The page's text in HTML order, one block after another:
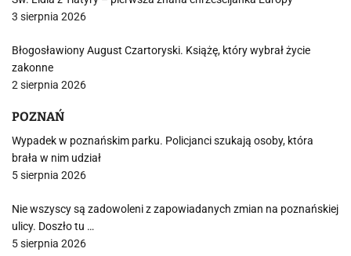
3 sierpnia 2026
Błogosławiony August Czartoryski. Książę, który wybrał życie
zakonne
2 sierpnia 2026
POZNAŃ
Wypadek w poznańskim parku. Policjanci szukają osoby, która
brała w nim udział
5 sierpnia 2026
Nie wszyscy są zadowoleni z zapowiadanych zmian na poznańskiej
ulicy. Doszło tu …
5 sierpnia 2026